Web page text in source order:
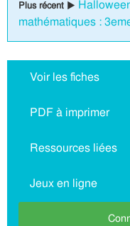
Plus récent ▶
mathématiques :
Voir les fiches
PDF à imprimer
Ressources liées
Jeux en ligne